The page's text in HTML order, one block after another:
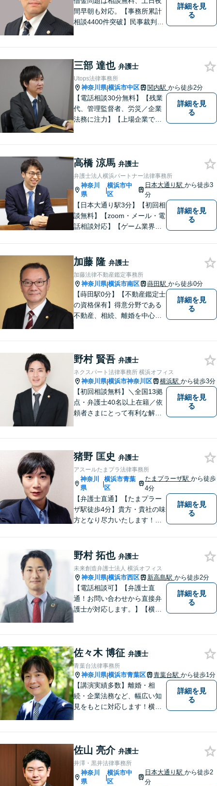
間早朝も対応。【事務所累計
相談4400件突破】民事裁判／
詳細を見
る
三部 達也 弁護士
Utops法律事務所
神奈川県|横浜市中区 関内駅 から徒歩2分
【電話相談30分無料】【残業
代、管理監督者、労災／企業
法務に注力】【上場企業で社
ート！メーカー・建築・教育
など幅広い業種への対応実績
あり！
詳細を見
る
高橋 涼馬 弁護士
弁護士法人横浜パートナー法律事務所
神奈川
県
|
横浜市中
区
日本大通り駅から徒歩3
分
【日本大通り駅3分】【初回相
談無料】【zoom・メール・電
話相談対応】【ゲーム業界・
ンスと丁寧なリーガルサービ
スの提供を心がけておりま
す。お困りの場合は、ぜひご
相談ください。
詳細を見
る
加藤 隆 弁護士
加藤法律不動産鑑定事務所
神奈川県|横浜市南区 蒔田駅 から徒歩0分
【蒔田駅0分】【不動産鑑定士
の資格保有】得意分野である
不動産、相続、離婚を中心に
り添った弁護活動を目指しま
す。 お困りの方はぜひご相談
ください。
詳細を見
る
野村 賢吾 弁護士
ネクスパート法律事務所 横浜オフィス
神奈川県|横浜市神奈川区 横浜駅 から徒歩3分
【初回相談無料】＼全国13拠
点・弁護士40名以上在籍／依
頼者さまにとって有利な解決
事件など、ご相談ください
【夜間・休日対応】
詳細を見
る
猪野 匡史 弁護士
アスールたまプラ法律事務所
神奈川
県
|
横浜市青葉
区
たまプラーザ駅から徒歩
4分
【弁護士直通】【たまプラー
ザ駅徒歩4分】貴方・貴社の味
方となり尽力いたします！当
ください。
詳細を見
る
野村 拓也 弁護士
未来創造弁護士法人 横浜オフィス
神奈川県|横浜市西区 新高島駅 から徒歩2分
【電話相談可】【弁護士直
通！お問い合わせから直接弁
護士が対応します。】【横浜
労働・雇用【法人・個人とも
に対応】フットワークが軽
く、密なコミュニケーション
を心がけます。
詳細を見
る
佐々木 博征 弁護士
青葉台法律事務所
神奈川県|横浜市青葉区 青葉台駅 から徒歩1分
【講演実績多数】離婚・相
続・企業法務など、幅広い知
見をもとに対応します！横
り】負債総額数億円の倒産申
立ての実績あり【完全個室】
【青葉台駅1分】【複数弁護士
在籍】
詳細を見
る
佐山 亮介 弁護士
井澤・黒井法律事務所
神奈川
県
|
横浜市中
区
日本大通り駅から徒歩2
分